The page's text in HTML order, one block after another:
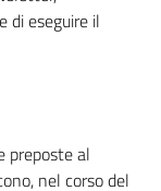
di eseguire il
preposte al
nel corso del